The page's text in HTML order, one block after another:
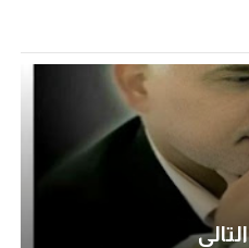
التالي